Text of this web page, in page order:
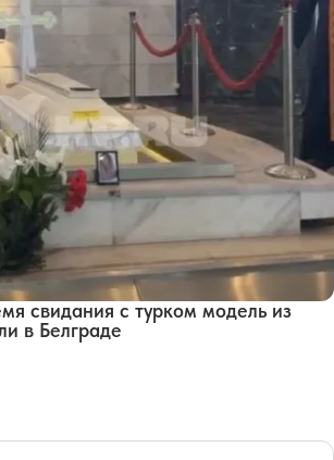
свидания с турком модель из
в Белграде